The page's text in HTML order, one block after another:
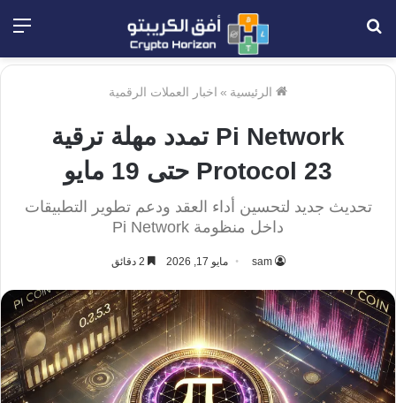
الرئيسية » اخبار العملات الرقمية
Pi Network تمدد مهلة ترقية
Protocol 23 حتى 19 مايو
تحديث جديد لتحسين أداء العقد ودعم تطوير التطبيقات
داخل منظومة Pi Network
sam مايو 17, 2026